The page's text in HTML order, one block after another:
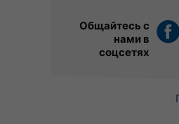
Общайтесь с
нами в
соцсетях